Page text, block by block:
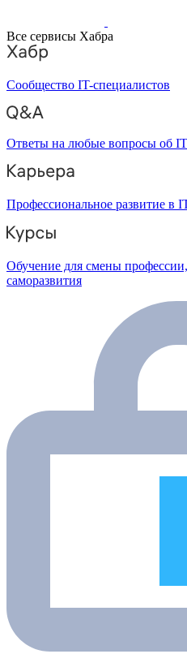
Все сервисы Хабра
Сообщество IT-специалистов
Ответы на любые вопросы об IT
Профессиональное развитие в
Обучение для смены профессии,
саморазвития